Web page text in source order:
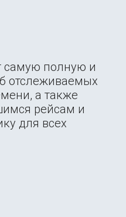
самую полную и
отслеживаемых
а также
рейсам и
для всех